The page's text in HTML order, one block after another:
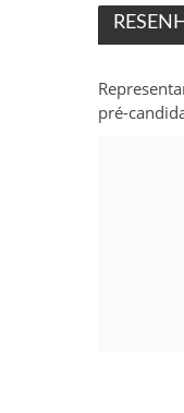
pré-